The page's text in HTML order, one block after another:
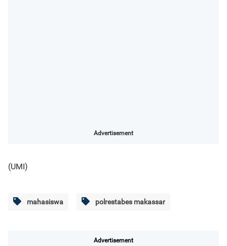
Advertisement
(UMI)
mahasiswa polrestabes makassar
Advertisement